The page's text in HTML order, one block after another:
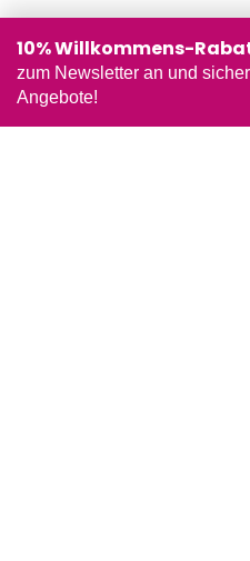
10% Willkommens-
zum Newsletter an und
Angebote!